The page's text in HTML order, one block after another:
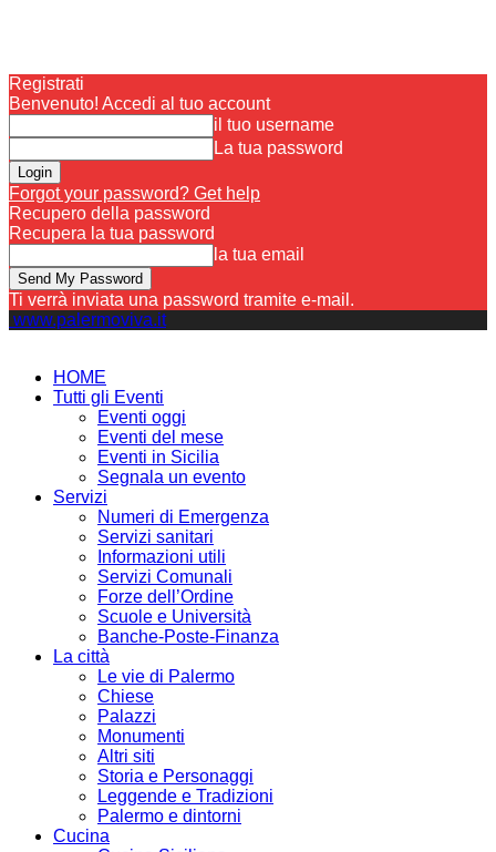
Registrati
Benvenuto! Accedi al tuo account
il tuo username
La tua password
Forgot your password? Get help
Recupero della password
Recupera la tua password
la tua email
Ti verrà inviata una password tramite e-mail.
www.palermoviva.it
HOME
Tutti gli Eventi
Eventi oggi
Eventi del mese
Eventi in Sicilia
Segnala un evento
Servizi
Numeri di Emergenza
Servizi sanitari
Informazioni utili
Servizi Comunali
Forze dell’Ordine
Scuole e Università
Banche-Poste-Finanza
La città
Le vie di Palermo
Chiese
Palazzi
Monumenti
Altri siti
Storia e Personaggi
Leggende e Tradizioni
Palermo e dintorni
Cucina